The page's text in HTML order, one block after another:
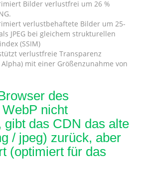
Bilder verlustfrei um 26 %
verlustbehaftete Bilder um 25-
JPEG bei gleichem strukturellen
(SSIM)
verlustfreie Transparenz
mit einer Größenzunahme von
des
nicht
gibt das CDN das alte
/ jpeg) zurück, aber
(optimiert für das